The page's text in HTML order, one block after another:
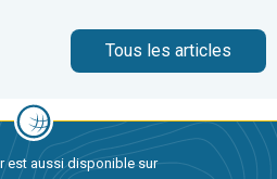
Tous les articles
est aussi disponible sur